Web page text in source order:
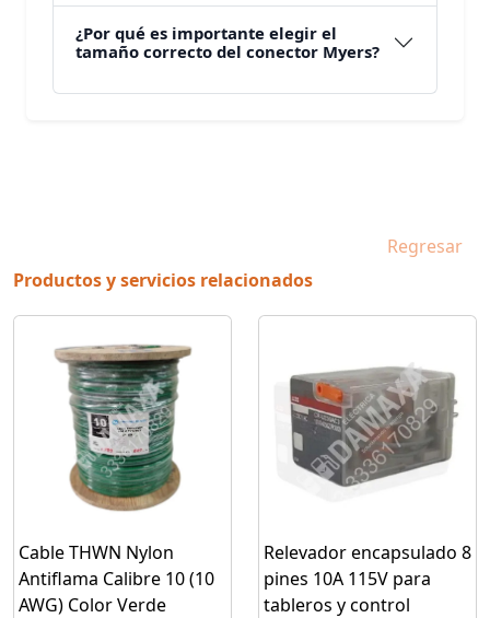
¿Por qué es importante elegir el
tamaño correcto del conector Myers?
Regresar
Productos y servicios relacionados
Cable THWN Nylon
Antiflama Calibre 10 (10
AWG) Color Verde
Relevador encapsulado 8
pines 10A 115V para
tableros y control